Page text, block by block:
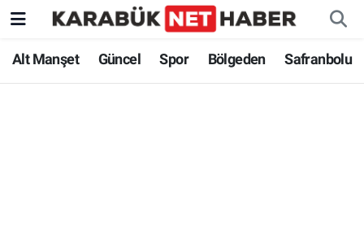
Alt Manşet Güncel Spor Bölgeden Safranbolu